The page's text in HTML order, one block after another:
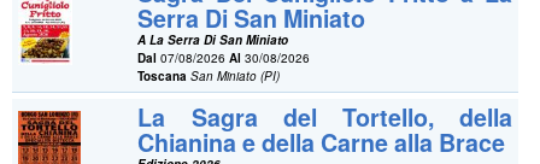
Serra Di San Miniato
A La Serra Di San Miniato
Dal 07/08/2026Al 30/08/2026
Toscana San Miniato (PI)
La Sagra del Tortello, della
Chianina e della Carne alla Brace